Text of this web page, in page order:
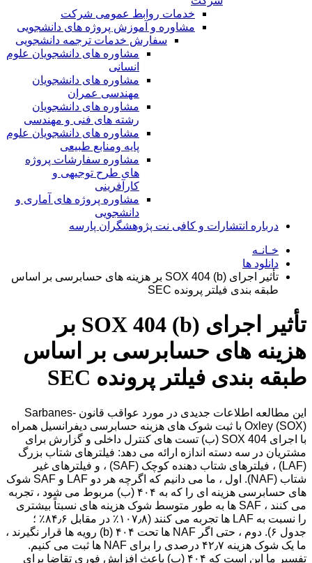
خدمات روابط عمومی شرکت
مشاوره و آموزش پروژه های دانشجویی
سفارش خدمات ترجمه دانشجویی
مشاوره های دانشجویان علوم
انسانی
مشاوره های دانشجویان
مهندسی عمران
مشاوره های دانشجویان
رشته های فنی و مهندسی
مشاوره های دانشجویان علوم
پایه ومنابع طبیعی
مشاوره سفارشات پروژه
های طرح توجیهی و
کارآفرینی
مشاوره پروژه های آماری و
دانشجویی
درباره انتشارات و کافی نت پژوهشگران پارسه
خـانـه
دانلود ها
تأثیر اجرای SOX 404 (b) بر هزینه های حسابرسی بر اساس
طبقه بندی فیلتر پرونده SEC
تأثیر اجرای SOX 404 (b) بر
هزینه های حسابرسی بر اساس
طبقه بندی فیلتر پرونده SEC
این مطالعه اطلاعات جدیدی در مورد عواقب قانون Sarbanes-
Oxley (SOX) با ثبت شوک های هزینه حسابرسی دیفرانسیل همراه
با اجرای SOX 404 (ب) تست های کنترل داخلی و گزارش برای
مشتریان در سه دسته اندازه ارائه می دهد: فیلترهای شتاب بزرگ
(LAF) ، فیلترهای شتاب دهنده کوچک (SAF) ، و فیلترهای غیر
شتاب (NAF). اول ، ما می دانیم که اگرچه هر دو LAF و SAF شوک
های حسابرسی هزینه ای را که به ۴۰۴ (ب) مربوط می شود ، تجربه
می کنند ، SAF ها به طور متوسط ​​شوک هزینه های نسبتاً بیشتری
را نسبت به LAF ها تجربه می کنند (۱۰۷٫۸٪ در مقابل ۸۴٫۶٪ ؛
جدول ۶). دوم ، حتی اگر NAF ها تحت ۴۰۴ (b) رویه ها قرار نگیرند ،
ما یک شوک هزینه ۴۲٫۷ درصدی را برای NAF ها ثبت می کنیم.
تفسیر ما این است که ۴۰۴ (ب) باعث افزایش فوری تقاضا برای